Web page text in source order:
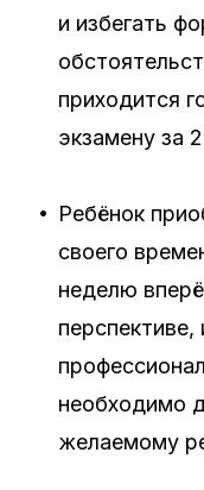
и избегать
приходится
экзамену за
• Ребёнок
своего
неделю
необходимо
желаемому